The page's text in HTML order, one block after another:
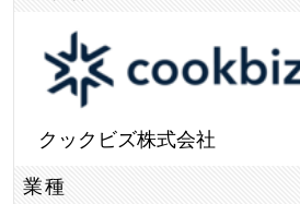
クックビズ株式会社
業種